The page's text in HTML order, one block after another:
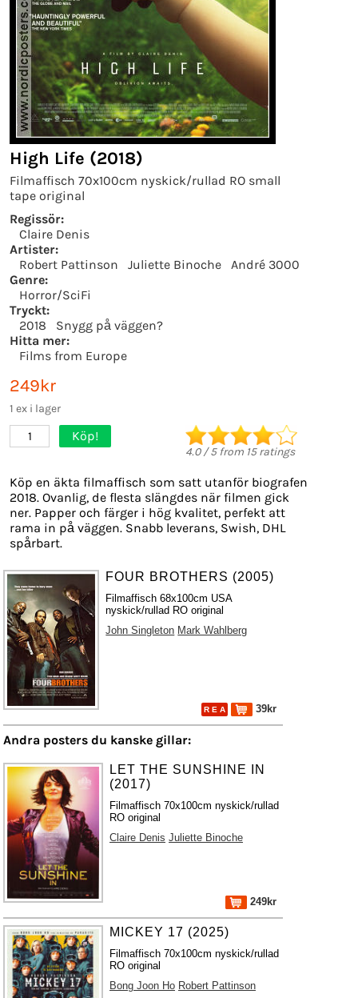
High Life (2018)
Filmaffisch 70x100cm nyskick/rullad RO small
tape original
Regissör:
Claire Denis
Artister:
Robert Pattinson
Juliette Binoche
André 3000
Genre:
Horror/SciFi
Tryckt:
2018
Snygg på väggen?
Hitta mer:
Films from Europe
249kr
1 ex i lager
1 Köp!
4.0/5from 15ratings
Köp en äkta filmaffisch som satt utanför biografen
2018. Ovanlig, de flesta slängdes när filmen gick
ner. Papper och färger i hög kvalitet, perfekt att
rama in på väggen. Snabb leverans, Swish, DHL
spårbart.
FOUR BROTHERS (2005)
Filmaffisch 68x100cm USA
nyskick/rullad RO original
John Singleton Mark Wahlberg
R E A 39kr
Andra posters du kanske gillar:
LET THE SUNSHINE IN
(2017)
Filmaffisch 70x100cm nyskick/rullad
RO original
Claire Denis Juliette Binoche
249kr
MICKEY 17 (2025)
Filmaffisch 70x100cm nyskick/rullad
RO original
Bong Joon Ho Robert Pattinson